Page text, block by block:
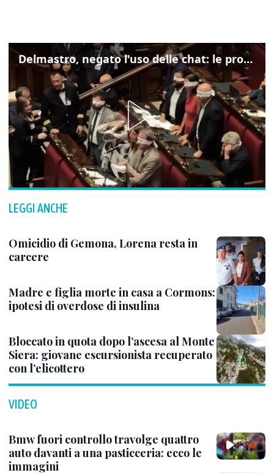
Delmastro, negato l'uso delle chat: le proteste di Avs e M5s
LEGGI ANCHE
Omicidio di Gemona, Lorena resta in
carcere
Madre e figlia morte in casa a Cormons:
ipotesi di overdose di insulina
Bloccato in quota dopo l’ascesa al Monte
Siera: giovane escursionista recuperato
con l’elicottero
VIDEO
Bmw fuori controllo travolge quattro
auto davanti a una pasticceria: ecco le
immagini